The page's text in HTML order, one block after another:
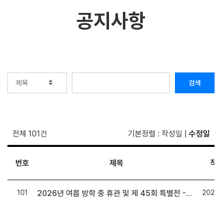
공지사항
검색
전체 101건 기본정렬 : 작성일 수정일
번호 제목 작
101 2026년 여름 방학 중 휴관 및 제 45회 특별전 -석주선을 잇는 우리에게- 변경사항 안내